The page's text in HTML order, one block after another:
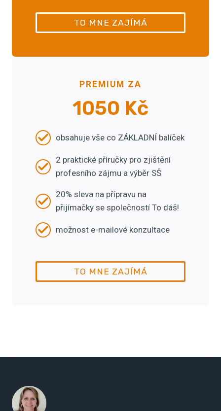
TO MNE ZAJÍMÁ
PREMIUM ZA
1050 Kč
obsahuje vše co ZÁKLADNÍ balíček
2 praktické příručky pro zjištění
profesního zájmu a výběr SŠ
20% sleva na přípravu na
přijímačky se společností To dáš!
možnost e-mailové konzultace
TO MNE ZAJÍMÁ